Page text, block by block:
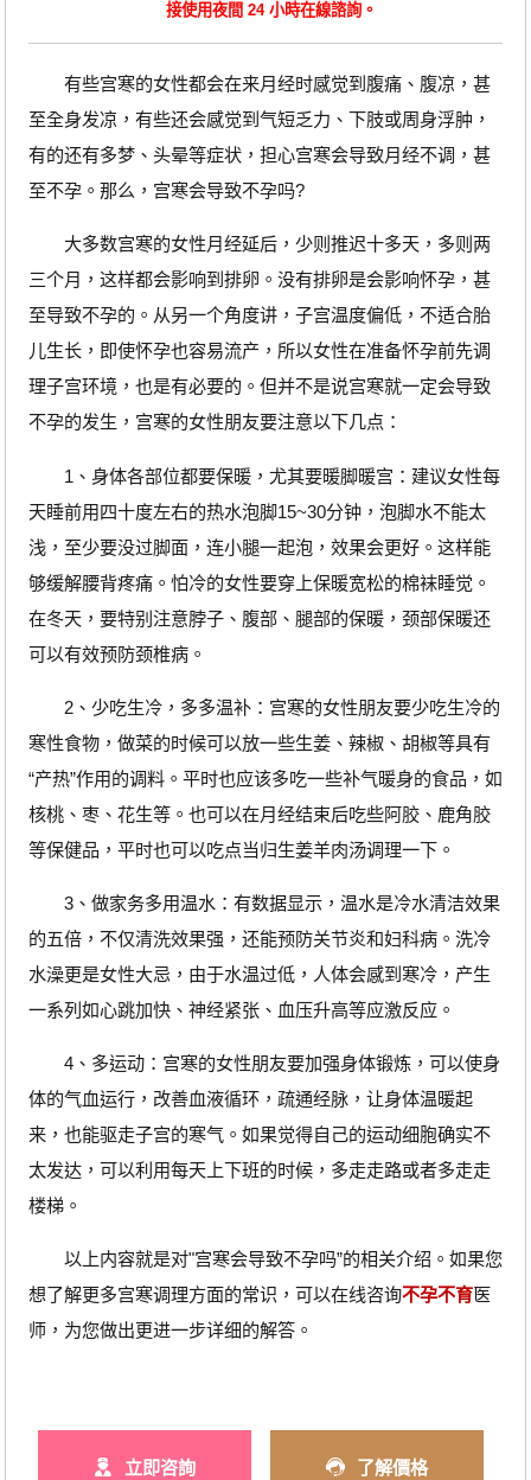
接使用夜間 24 小時在線諮詢。
有些宫寒的女性都会在来月经时感觉到腹痛、腹凉，甚
至全身发凉，有些还会感觉到气短乏力、下肢或周身浮肿，
有的还有多梦、头晕等症状，担心宫寒会导致月经不调，甚
至不孕。那么，宫寒会导致不孕吗?
大多数宫寒的女性月经延后，少则推迟十多天，多则两
三个月，这样都会影响到排卵。没有排卵是会影响怀孕，甚
至导致不孕的。从另一个角度讲，子宫温度偏低，不适合胎
儿生长，即使怀孕也容易流产，所以女性在准备怀孕前先调
理子宫环境，也是有必要的。但并不是说宫寒就一定会导致
不孕的发生，宫寒的女性朋友要注意以下几点：
1、身体各部位都要保暖，尤其要暖脚暖宫：建议女性每
天睡前用四十度左右的热水泡脚15~30分钟，泡脚水不能太
浅，至少要没过脚面，连小腿一起泡，效果会更好。这样能
够缓解腰背疼痛。怕冷的女性要穿上保暖宽松的棉袜睡觉。
在冬天，要特别注意脖子、腹部、腿部的保暖，颈部保暖还
可以有效预防颈椎病。
2、少吃生冷，多多温补：宫寒的女性朋友要少吃生冷的
寒性食物，做菜的时候可以放一些生姜、辣椒、胡椒等具有
“产热”作用的调料。平时也应该多吃一些补气暖身的食品，如
核桃、枣、花生等。也可以在月经结束后吃些阿胶、鹿角胶
等保健品，平时也可以吃点当归生姜羊肉汤调理一下。
3、做家务多用温水：有数据显示，温水是冷水清洁效果
的五倍，不仅清洗效果强，还能预防关节炎和妇科病。洗冷
水澡更是女性大忌，由于水温过低，人体会感到寒冷，产生
一系列如心跳加快、神经紧张、血压升高等应激反应。
4、多运动：宫寒的女性朋友要加强身体锻炼，可以使身
体的气血运行，改善血液循环，疏通经脉，让身体温暖起
来，也能驱走子宫的寒气。如果觉得自己的运动细胞确实不
太发达，可以利用每天上下班的时候，多走走路或者多走走
楼梯。
以上内容就是对"宫寒会导致不孕吗”的相关介绍。如果您
想了解更多宫寒调理方面的常识，可以在线咨询不孕不育医
师，为您做出更进一步详细的解答。
立即咨詢 了解價格